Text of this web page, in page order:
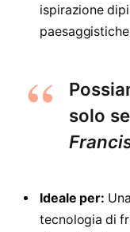
ispirazione
solo
Ideale per:
tecnologia di